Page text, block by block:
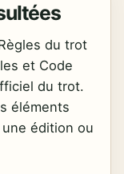
du trot
et Code
du trot.
éléments
édition ou